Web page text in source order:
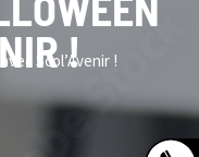
!
Scol’Avenir !